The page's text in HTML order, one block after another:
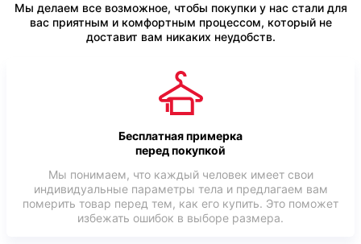
Мы делаем все возможное, чтобы покупки у нас стали для
вас приятным и комфортным процессом, который не
доставит вам никаких неудобств.
Бесплатная примерка
перед покупкой
Мы понимаем, что каждый человек имеет свои
индивидуальные параметры тела и предлагаем вам
померить товар перед тем, как его купить. Это поможет
избежать ошибок в выборе размера.